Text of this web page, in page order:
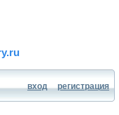
вход регистрация